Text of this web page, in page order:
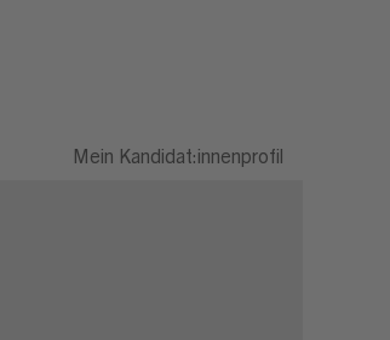
Mein Kandidat:innenprofil